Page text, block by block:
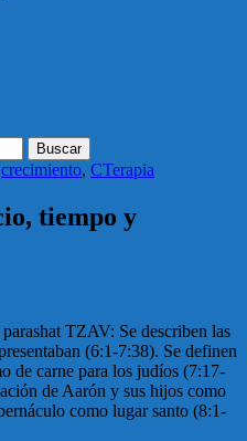
crecimiento, CTerapia
tiempo y
TZAV: Se describen las
(6:1-7:38). Se definen
de carne para los judíos (7:17-
de Aarón y sus hijos como
como lugar santo (8:1-